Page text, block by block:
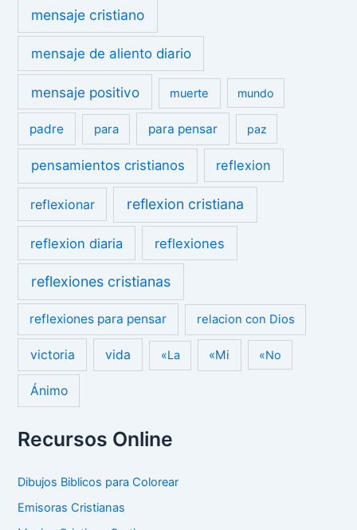
mensaje cristiano
mensaje de aliento diario
mensaje positivo muerte mundo
padre para para pensar paz
pensamientos cristianos reflexion
reflexionar reflexion cristiana
reflexion diaria reflexiones
reflexiones cristianas
reflexiones para pensar relacion con Dios
victoria vida «La «Mi «No
Ánimo
Recursos Online
Dibujos Biblicos para Colorear
Emisoras Cristianas